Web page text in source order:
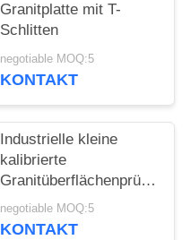
Granitplatte mit T-
Schlitten
negotiable MOQ:5
KONTAKT
Industrielle kleine
kalibrierte
mit Ständer
negotiable MOQ:5
KONTAKT